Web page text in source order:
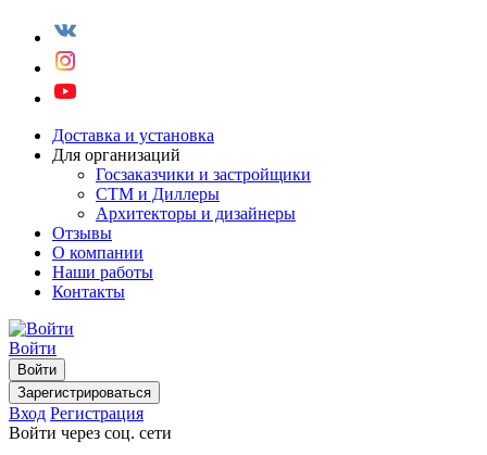
Доставка и установка
Для организаций
Госзаказчики и застройщики
СТМ и Диллеры
Архитекторы и дизайнеры
Отзывы
О компании
Наши работы
Контакты
Войти
Войти
Зарегистрироваться
Вход Регистрация
Войти через соц. сети